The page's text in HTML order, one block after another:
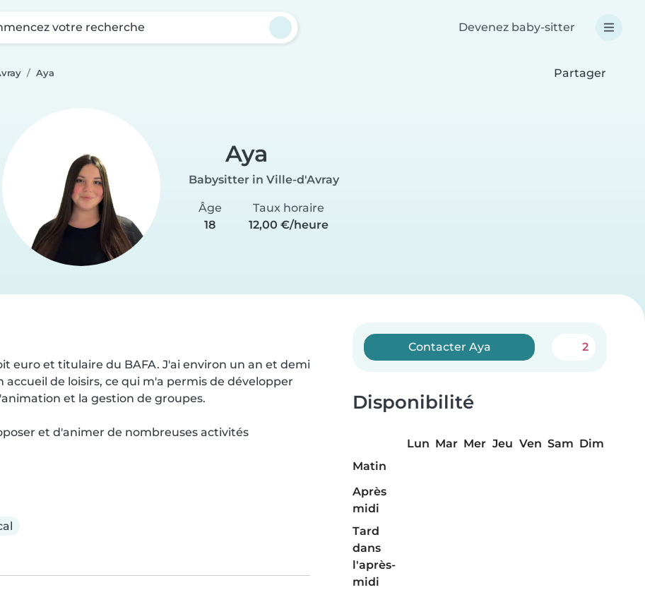
votre recherche Devenez baby-sitter
Aya Partager
Aya
Babysitter in Ville-d'Avray
Âge
18
Taux horaire
12,00 €/heure
euro et titulaire du BAFA. J'ai environ un an et demi
de loisirs, ce qui m'a permis de développer
et la gestion de groupes.
et d'animer de nombreuses activités
Contacter Aya 2
Disponibilité
Lun Mar Mer Jeu Ven Sam Dim
Matin
Après
midi
Tard
dans
l'après-
midi